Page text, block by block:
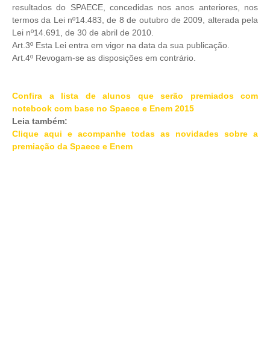
resultados do SPAECE, concedidas nos anos anteriores, nos
termos da Lei nº14.483,de 8 de outubro de 2009, alterada pela
Lei nº14.691, de 30 de abril de 2010.
Art.3º Esta Lei entra em vigor na data da sua publicação.
Art.4º Revogam-se as disposições em contrário.
Confira a lista de alunos que serão premiados com
notebook com base no Spaece e Enem 2015
Leia também:
Clique aqui e acompanhe todas as novidades sobre a
premiação da Spaece e Enem